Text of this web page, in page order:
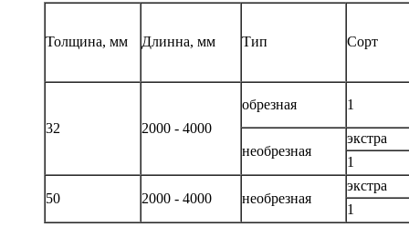
Толщина, мм Длинна, мм Тип Сорт
32 2000 - 4000
обрезная 1
необрезная
экстра
1
50 2000 - 4000 необрезная
экстра
1